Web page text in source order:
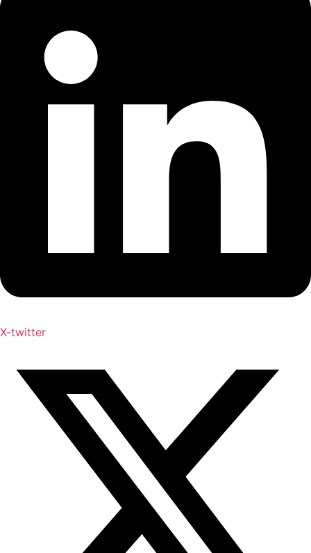
X-twitter